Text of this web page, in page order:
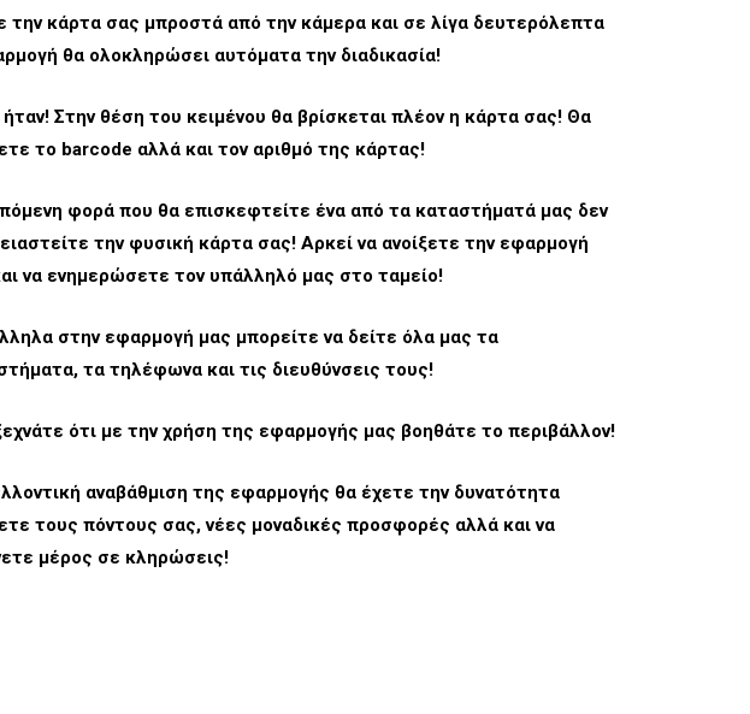
την κάρτα σας μπροστά από την κάμερα και σε λίγα δευτερόλεπτα
θα ολοκληρώσει αυτόματα την διαδικασία!
Στην θέση του κειμένου θα βρίσκεται πλέον η κάρτα σας! Θα
το barcode αλλά και τον αριθμό της κάρτας!
φορά που θα επισκεφτείτε ένα από τα καταστήματά μας δεν
την φυσική κάρτα σας! Αρκεί να ανοίξετε την εφαρμογή
να ενημερώσετε τον υπάλληλό μας στο ταμείο!
στην εφαρμογή μας μπορείτε να δείτε όλα μας τα
τα τηλέφωνα και τις διευθύνσεις τους!
ότι με την χρήση της εφαρμογής μας βοηθάτε το περιβάλλον!
αναβάθμιση της εφαρμογής θα έχετε την δυνατότητα
τους πόντους σας, νέες μοναδικές προσφορές αλλά και να
μέρος σε κληρώσεις!